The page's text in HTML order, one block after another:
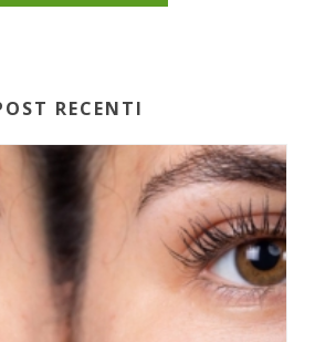
RECENTI